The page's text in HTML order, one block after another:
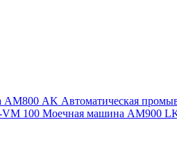
АМ800 AK Автоматическая
VM 100 Моечная машина AM900